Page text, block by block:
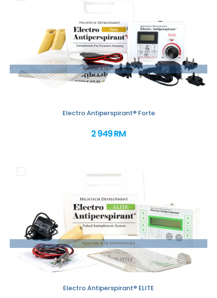
Ajouter à la commande
Electro Antiperspirant® Forte
2 949 RM
Ajouter à la commande
Electro Antiperspirant® ELITE